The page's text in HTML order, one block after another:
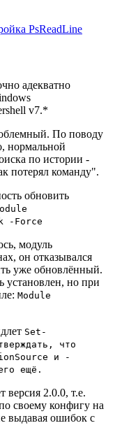
PsReadLine
адекватно
v7.*
По поводу
нормальной
по истории -
потерял команду".
обновить
-Force
модуль
он отказывался
уже обновлённый.
но при
Module
Set-
что
и -
ещё.
версия 2.0.0, т.е.
своему конфигу на
выдавая ошибок с